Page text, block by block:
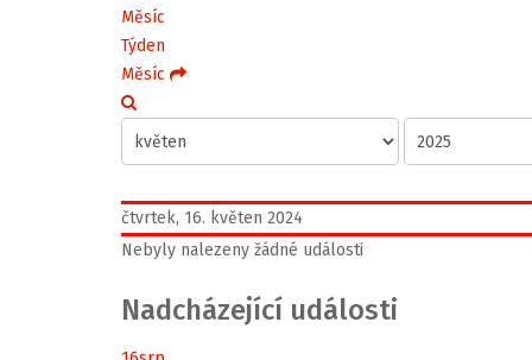
Měsíc
Týden
Měsíc
čtvrtek, 16. květen 2024
Nebyly nalezeny žádné události
Nadcházející události